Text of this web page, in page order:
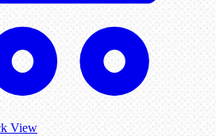
View